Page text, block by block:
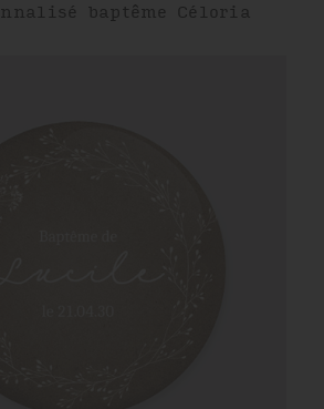
baptême Céloria